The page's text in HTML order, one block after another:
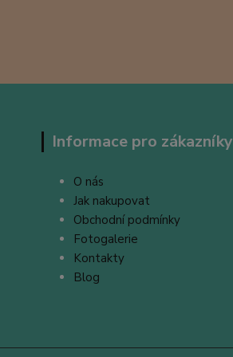
Informace pro zákazníky
O nás
Jak nakupovat
Obchodní podmínky
Fotogalerie
Kontakty
Blog